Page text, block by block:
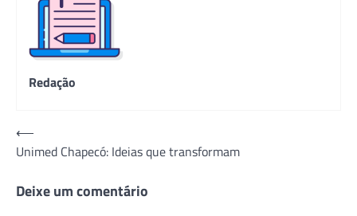
Redação
Navegação
de
Post
⟵
Unimed Chapecó: Ideias que transformam
Deixe um comentário